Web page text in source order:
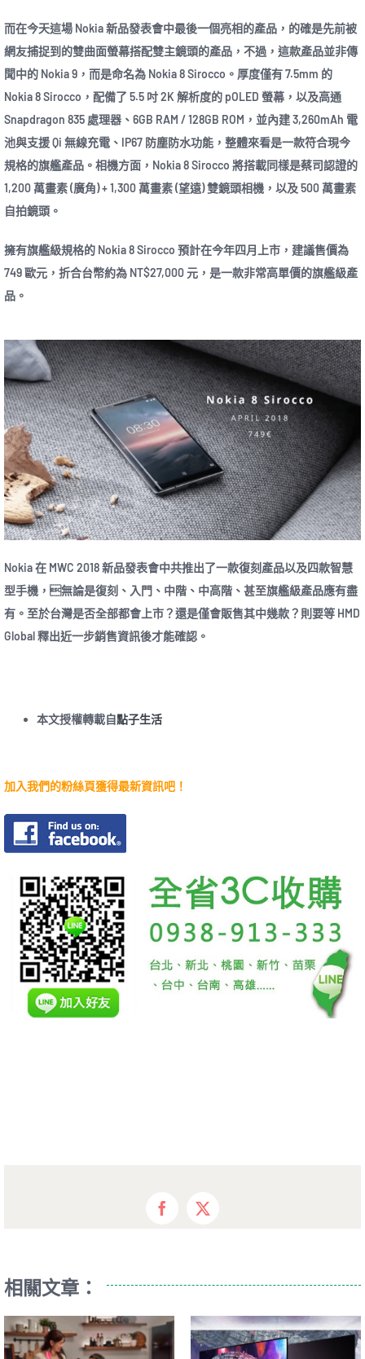
而在今天這場 Nokia 新品發表會中最後一個亮相的產品，的確是先前被
網友捕捉到的雙曲面螢幕搭配雙主鏡頭的產品，不過，這款產品並非傳
聞中的 Nokia 9，而是命名為 Nokia 8 Sirocco。厚度僅有 7.5mm 的
Nokia 8 Sirocco，配備了 5.5 吋 2K 解析度的 pOLED 螢幕，以及高通
Snapdragon 835 處理器、6GB RAM / 128GB ROM，並內建 3,260mAh 電
池與支援 Qi 無線充電、IP67 防塵防水功能，整體來看是一款符合現今
規格的旗艦產品。相機方面，Nokia 8 Sirocco 將搭載同樣是蔡司認證的
1,200 萬畫素 (廣角) + 1,300 萬畫素 (望遠) 雙鏡頭相機，以及 500 萬畫素
自拍鏡頭。
擁有旗艦級規格的 Nokia 8 Sirocco 預計在今年四月上市，建議售價為
749 歐元，折合台幣約為 NT$27,000 元，是一款非常高單價的旗艦級產
品。
Nokia 在 MWC 2018 新品發表會中共推出了一款復刻產品以及四款智慧
型手機，無論是復刻、入門、中階、中高階、甚至旗艦級產品應有盡
有。至於台灣是否全部都會上市？還是僅會販售其中幾款？則要等 HMD
Global 釋出近一步銷售資訊後才能確認。
本文授權轉載自點子生活
加入我們的粉絲頁獲得最新資訊吧！
Facebook
X
相關文章：